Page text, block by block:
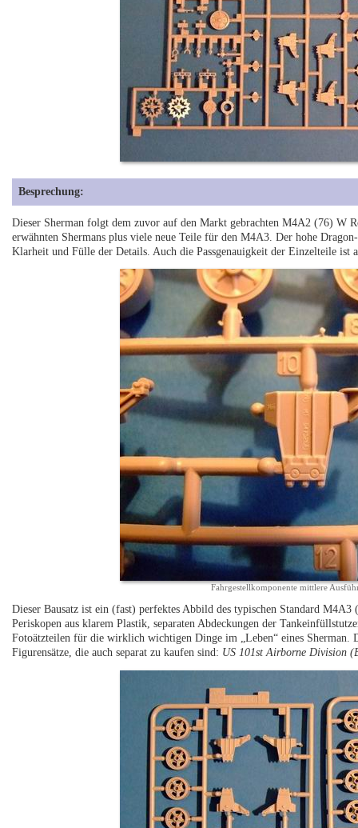
Besprechung:
Dieser Sherman folgt dem zuvor auf den Markt gebrachten M4A2 (76) W
erwähnten Shermans plus viele neue Teile für den M4A3. Der hohe
Klarheit und Fülle der Details. Auch die Passgenauigkeit der Einzelteile ist
Fahrgestellkomponente mittlere
Dieser Bausatz ist ein (fast) perfektes Abbild des typischen Standard
Periskopen aus klarem Plastik, separaten Abdeckungen der
Fotoätzteilen für die wirklich wichtigen Dinge im „Leben“ eines Sherman.
Figurensätze, die auch separat zu kaufen sind: US 101st Airborne Division